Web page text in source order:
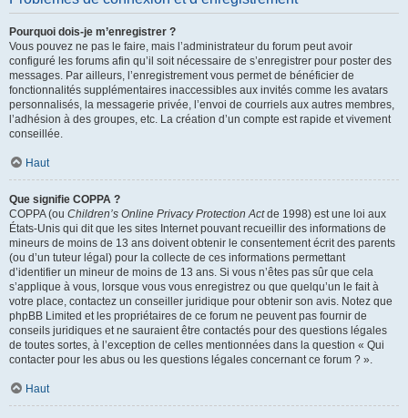
Pourquoi dois-je m’enregistrer ?
Vous pouvez ne pas le faire, mais l’administrateur du forum peut avoir
configuré les forums afin qu’il soit nécessaire de s’enregistrer pour poster des
messages. Par ailleurs, l’enregistrement vous permet de bénéficier de
fonctionnalités supplémentaires inaccessibles aux invités comme les avatars
personnalisés, la messagerie privée, l’envoi de courriels aux autres membres,
l’adhésion à des groupes, etc. La création d’un compte est rapide et vivement
conseillée.
Haut
Que signifie COPPA ?
COPPA (ou Children’s Online Privacy Protection Actde 1998) est une loi aux
États-Unis qui dit que les sites Internet pouvant recueillir des informations de
mineurs de moins de 13 ans doivent obtenir le consentement écrit des parents
(ou d’un tuteur légal) pour la collecte de ces informations permettant
d’identifier un mineur de moins de 13 ans. Si vous n’êtes pas sûr que cela
s’applique à vous, lorsque vous vous enregistrez ou que quelqu’un le fait à
votre place, contactez un conseiller juridique pour obtenir son avis. Notez que
phpBB Limited et les propriétaires de ce forum ne peuvent pas fournir de
conseils juridiques et ne sauraient être contactés pour des questions légales
de toutes sortes, à l’exception de celles mentionnées dans la question « Qui
contacter pour les abus ou les questions légales concernant ce forum ? ».
Haut